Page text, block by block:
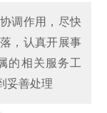
调作用，尽快
，认真开展事
的相关服务工
妥善处理